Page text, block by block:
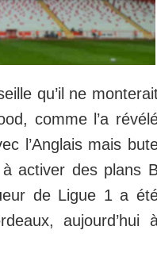
qu’il ne
comme l’a
l’Anglais mais
activer des plans
de Ligue 1 a
aujourd’hui